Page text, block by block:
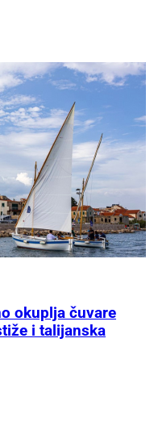
okuplja čuvare
i talijanska